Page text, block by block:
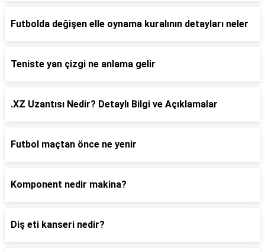
Futbolda değişen elle oynama kuralının detayları neler
Teniste yan çizgi ne anlama gelir
.XZ Uzantısı Nedir? Detaylı Bilgi ve Açıklamalar
Futbol maçtan önce ne yenir
Komponent nedir makina?
Diş eti kanseri nedir?